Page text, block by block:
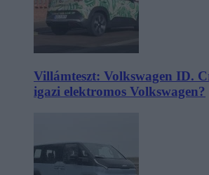
Villámteszt: Volkswagen ID.
igazi elektromos Volkswagen?